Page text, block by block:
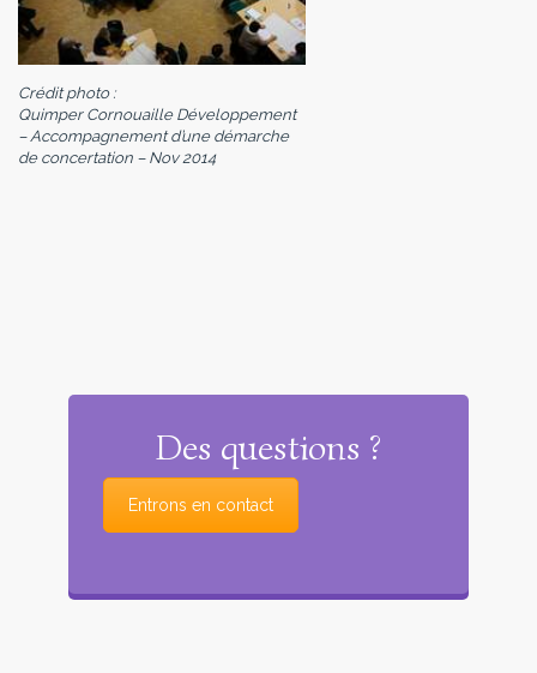
Crédit photo :
Quimper Cornouaille Développement
– Accompagnement d’une démarche
de concertation – Nov 2014
Des questions ?
Entrons en contact